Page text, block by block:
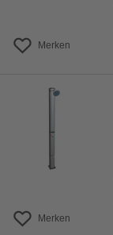
Merken
Merken